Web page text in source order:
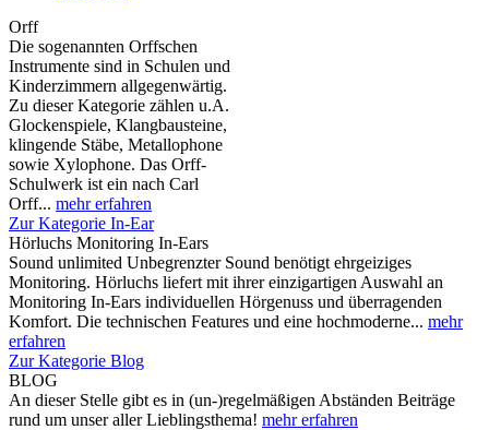
Orff
Die sogenannten Orffschen
Instrumente sind in Schulen und
Kinderzimmern allgegenwärtig.
Zu dieser Kategorie zählen u.A.
Glockenspiele, Klangbausteine,
klingende Stäbe, Metallophone
sowie Xylophone. Das Orff-
Schulwerk ist ein nach Carl
Orff... mehr erfahren
Zur Kategorie In-Ear
Hörluchs Monitoring In-Ears
Sound unlimited Unbegrenzter Sound benötigt ehrgeiziges
Monitoring. Hörluchs liefert mit ihrer einzigartigen Auswahl an
Monitoring In-Ears individuellen Hörgenuss und überragenden
Komfort. Die technischen Features und eine hochmoderne... mehr
erfahren
Zur Kategorie Blog
BLOG
An dieser Stelle gibt es in (un-)regelmäßigen Abständen Beiträge
rund um unser aller Lieblingsthema! mehr erfahren